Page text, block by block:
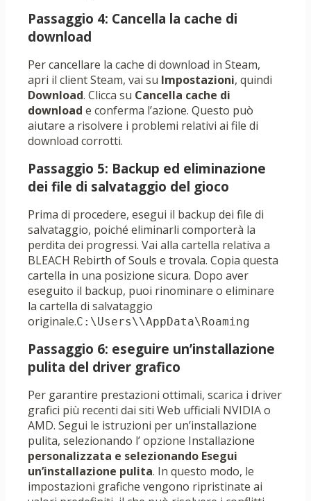
Passaggio 4: Cancella la cache di
download
Per cancellare la cache di download in Steam,
apri il client Steam, vai su Impostazioni, quindi
Download. Clicca su Cancella cache di
download e conferma l’azione. Questo può
aiutare a risolvere i problemi relativi ai file di
download corrotti.
Passaggio 5: Backup ed eliminazione
dei file di salvataggio del gioco
Prima di procedere, esegui il backup dei file di
salvataggio, poiché eliminarli comporterà la
perdita dei progressi. Vai alla cartella relativa a
BLEACH Rebirth of Souls e trovala. Copia questa
cartella in una posizione sicura. Dopo aver
eseguito il backup, puoi rinominare o eliminare
la cartella di salvataggio
originale.C:\Users\\AppData\Roaming
Passaggio 6: eseguire un’installazione
pulita del driver grafico
Per garantire prestazioni ottimali, scarica i driver
grafici più recenti dai siti Web ufficiali NVIDIA o
AMD. Segui le istruzioni per un’installazione
pulita, selezionando l’ opzione Installazione
personalizzata e selezionando Esegui
un’installazione pulita. In questo modo, le
impostazioni grafiche vengono ripristinate ai